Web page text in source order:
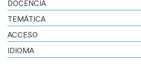
DOCENCIA
TEMÁTICA
ACCESO
IDIOMA